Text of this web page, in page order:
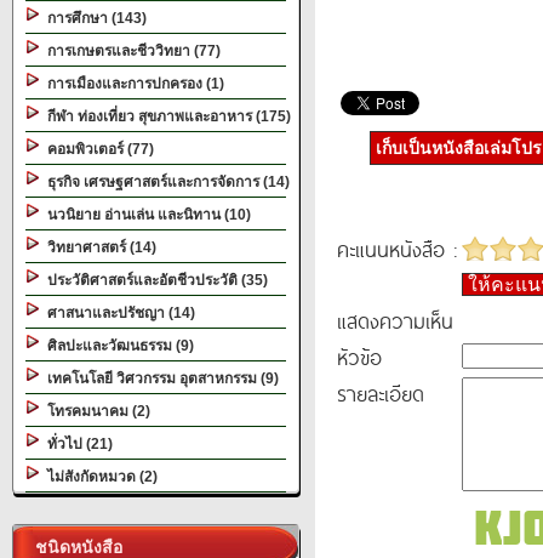
การศึกษา (143)
การเกษตรและชีววิทยา (77)
การเมืองและการปกครอง (1)
กีฬา ท่องเที่ยว สุขภาพและอาหาร (175)
คอมพิวเตอร์ (77)
ธุรกิจ เศรษฐศาสตร์และการจัดการ (14)
นวนิยาย อ่านเล่น และนิทาน (10)
วิทยาศาสตร์ (14)
ประวัติศาสตร์และอัตชีวประวัติ (35)
ศาสนาและปรัชญา (14)
ศิลปะและวัฒนธรรม (9)
เทคโนโลยี วิศวกรรม อุตสาหกรรม (9)
โทรคมนาคม (2)
ทั่วไป (21)
ไม่สังกัดหมวด (2)
ชนิดหนังสือ
เก็บเป็นหนังสือเล่มโป
คะแนนหนังสือ :
ให้คะแ
แสดงความเห็น
หัวข้อ
รายละเอียด